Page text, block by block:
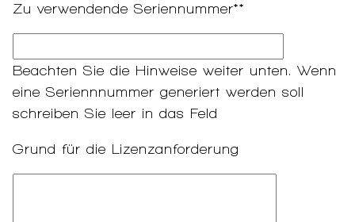
Zu verwendende Seriennummer**
Beachten Sie die Hinweise weiter unten. Wenn
eine Seriennnummer generiert werden soll
schreiben Sie leer in das Feld
Grund für die Lizenzanforderung